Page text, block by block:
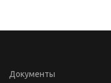
Документы